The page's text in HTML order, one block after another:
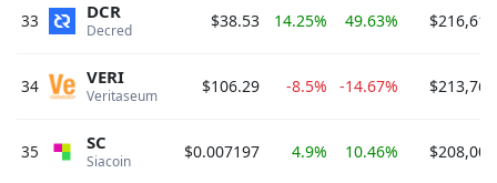
33 Decred
DCR $38.53 14.25% 49.63%
34 Veritaseum
VERI $106.29 -8.5% -14.67%
35 Siacoin
SC $0.007197 4.9% 10.46%